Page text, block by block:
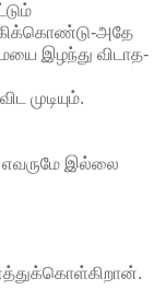
-அதே
இழந்து விடாத-
முடியும்.
எவருமே இல்லை
.